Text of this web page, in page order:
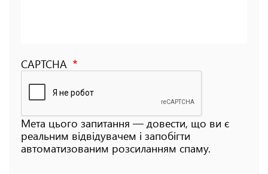
CAPTCHA
Мета цього запитання — довести, що ви є
реальним відвідувачем і запобігти
автоматизованим розсиланням спаму.